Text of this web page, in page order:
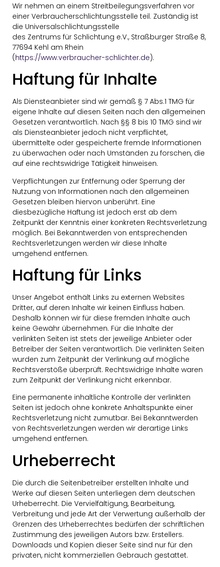
Wir nehmen an einem Streitbeilegungsverfahren vor
einer Verbraucherschlichtungsstelle teil. Zuständig ist
die Universalschlichtungsstelle
des Zentrums für Schlichtung e.V., Straßburger Straße 8,
77694 Kehl am Rhein
(https://www.verbraucher-schlichter.de).
Haftung für Inhalte
Als Diensteanbieter sind wir gemäß § 7 Abs.1 TMG für
eigene Inhalte auf diesen Seiten nach den allgemeinen
Gesetzen verantwortlich. Nach §§ 8 bis 10 TMG sind wir
als Diensteanbieter jedoch nicht verpflichtet,
übermittelte oder gespeicherte fremde Informationen
zu überwachen oder nach Umständen zu forschen, die
auf eine rechtswidrige Tätigkeit hinweisen.
Verpflichtungen zur Entfernung oder Sperrung der
Nutzung von Informationen nach den allgemeinen
Gesetzen bleiben hiervon unberührt. Eine
diesbezügliche Haftung ist jedoch erst ab dem
Zeitpunkt der Kenntnis einer konkreten Rechtsverletzung
möglich. Bei Bekanntwerden von entsprechenden
Rechtsverletzungen werden wir diese Inhalte
umgehend entfernen.
Haftung für Links
Unser Angebot enthält Links zu externen Websites
Dritter, auf deren Inhalte wir keinen Einfluss haben.
Deshalb können wir für diese fremden Inhalte auch
keine Gewähr übernehmen. Für die Inhalte der
verlinkten Seiten ist stets der jeweilige Anbieter oder
Betreiber der Seiten verantwortlich. Die verlinkten Seiten
wurden zum Zeitpunkt der Verlinkung auf mögliche
Rechtsverstöße überprüft. Rechtswidrige Inhalte waren
zum Zeitpunkt der Verlinkung nicht erkennbar.
Eine permanente inhaltliche Kontrolle der verlinkten
Seiten ist jedoch ohne konkrete Anhaltspunkte einer
Rechtsverletzung nicht zumutbar. Bei Bekanntwerden
von Rechtsverletzungen werden wir derartige Links
umgehend entfernen.
Urheberrecht
Die durch die Seitenbetreiber erstellten Inhalte und
Werke auf diesen Seiten unterliegen dem deutschen
Urheberrecht. Die Vervielfältigung, Bearbeitung,
Verbreitung und jede Art der Verwertung außerhalb der
Grenzen des Urheberrechtes bedürfen der schriftlichen
Zustimmung des jeweiligen Autors bzw. Erstellers.
Downloads und Kopien dieser Seite sind nur für den
privaten, nicht kommerziellen Gebrauch gestattet.